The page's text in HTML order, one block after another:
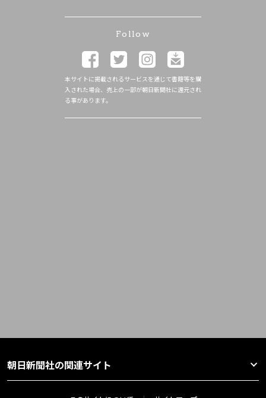
Follow
本サイトに掲載されるサービスを通じて書籍等を購
入された場合、売上の一部が朝日新聞社に還元され
る事があります。
朝日新聞社の関連サイト